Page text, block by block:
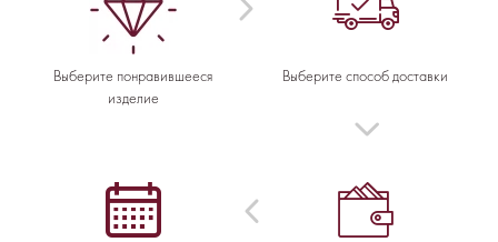
Выберите понравившееся
изделие
Выберите способ доставки